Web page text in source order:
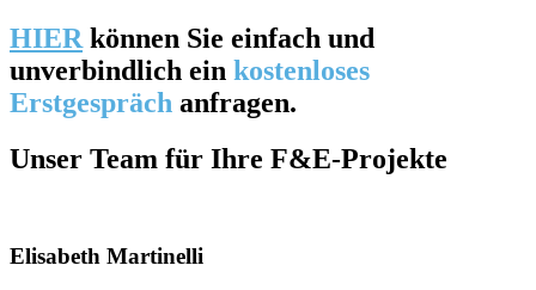
HIER können Sie einfach und
unverbindlich ein kostenloses
Erstgespräch anfragen.
Unser Team für Ihre F&E-Projekte
Elisabeth Martinelli